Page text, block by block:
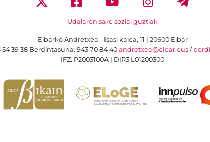
Udalaren sare sozial guztiak
Eibarko Andretxea - Isasi kalea, 11 | 20600 Eibar
39 38 Berdintasuna: 943 70 84 40 andretxea@eibar.eus/
IFZ: P2003100A | DIR3 L01200300